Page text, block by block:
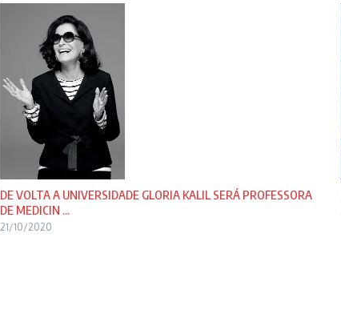
DE VOLTA A UNIVERSIDADE GLORIA KALIL SERÁ PROFESSORA
DE MEDICIN ...
21/10/2020